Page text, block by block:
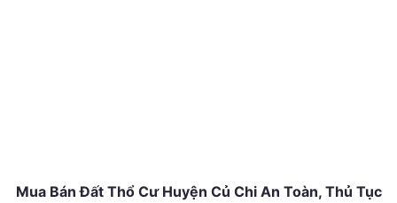
Mua Bán Đất Thổ Cư Huyện Củ Chi An Toàn, Thủ Tục